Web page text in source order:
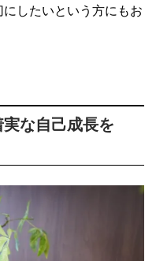
したいという方にもお
な自己成長を